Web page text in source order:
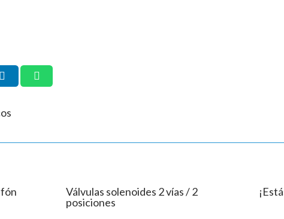
Válvulas solenoides 2 vías / 2
posiciones